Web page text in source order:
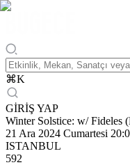
⌘K
GİRİŞ YAP
Winter Solstice: w/ Fideles
21 Ara 2024 Cumartesi
ISTANBUL
592